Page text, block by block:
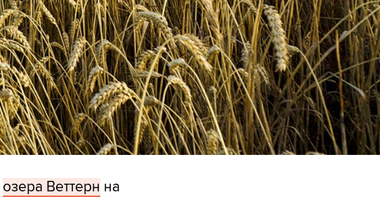
озера Веттерн на